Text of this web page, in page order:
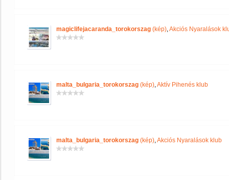
magiclifejacaranda_torokorszag (kép),Akciós Nyaralások
malta_bulgaria_torokorszag (kép),Aktív Pihenés klub
malta_bulgaria_torokorszag (kép),Akciós Nyaralások klub